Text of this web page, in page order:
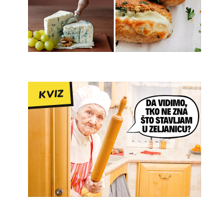
KVIZ